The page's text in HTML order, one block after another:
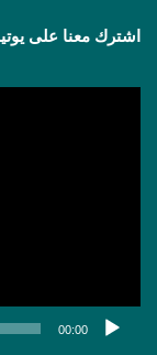
اشترك معنا على
00:00